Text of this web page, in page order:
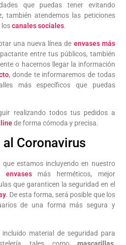
que puedas tener evitando
también atendemos las peticiones
loscanales sociales.
una nueva línea de envases más
entre tus públicos, también
o hacernos llegar la información
,donde te informaremos de todas
más específicos que puedas
realizando todos tus pedidos a
de forma cómoda y precisa.
Coronavirus
estamos incluyendo en nuestro
envasesmás herméticos, mejor
que garanticen la seguridad en el
. De esta forma, será posible que los
de una forma más segura y
material de seguridad para
tales como mascarillas,